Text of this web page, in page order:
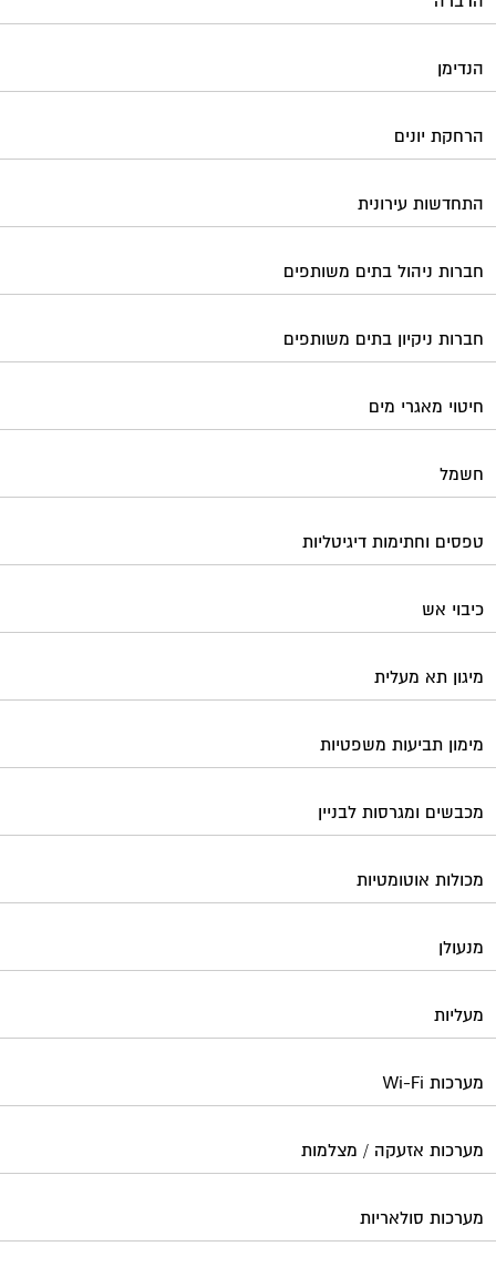
הנדימן
הרחקת יונים
התחדשות עירונית
חברות ניהול בתים משותפים
חברות ניקיון בתים משותפים
חיטוי מאגרי מים
חשמל
טפסים וחתימות דיגיטליות
כיבוי אש
מיגון תא מעלית
מימון תביעות משפטיות
מכבשים ומגרסות לבניין
מכולות אוטומטיות
מנעולן
מעליות
מערכות Wi-Fi
מערכות אזעקה / מצלמות
מערכות סולאריות